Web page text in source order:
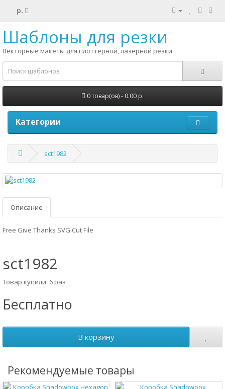
р.
Шаблоны для резки
Векторные макеты для плоттерной, лазерной резки
0 товар(ов) - 0.00 р.
Категории
sct1982
Описание
Free Give Thanks SVG Cut File
sct1982
Товар купили: 6 раз
Бесплатно
В корзину
Рекомендуемые товары